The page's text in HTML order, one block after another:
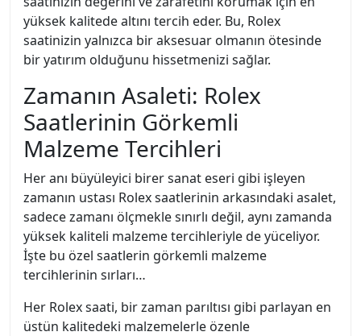
yüksek kalitede altını tercih eder. Bu, Rolex
saatinizin yalnızca bir aksesuar olmanın ötesinde
bir yatırım olduğunu hissetmenizi sağlar.
Zamanın Asaleti: Rolex
Saatlerinin Görkemli
Malzeme Tercihleri
Her anı büyüleyici birer sanat eseri gibi işleyen
zamanın ustası Rolex saatlerinin arkasındaki asalet,
sadece zamanı ölçmekle sınırlı değil, aynı zamanda
yüksek kaliteli malzeme tercihleriyle de yüceliyor.
İşte bu özel saatlerin görkemli malzeme
tercihlerinin sırları…
Her Rolex saati, bir zaman parıltısı gibi parlayan en
üstün kalitedeki malzemelerle özenle